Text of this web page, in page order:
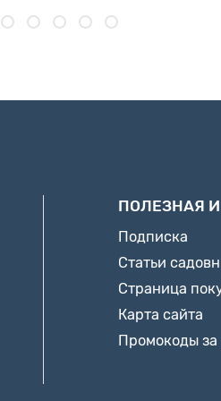
ПОЛЕЗНАЯ
Подписка
Статьи
Страница
Карта сайта
Промокоды за